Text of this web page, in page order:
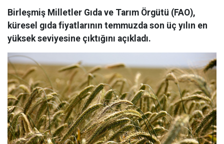
Birleşmiş Milletler Gıda ve Tarım Örgütü (FAO),
küresel gıda fiyatlarının temmuzda son üç yılın en
yüksek seviyesine çıktığını açıkladı.